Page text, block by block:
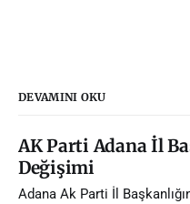
DEVAMINI OKU
AK Parti Adana İl
Değişimi
Adana Ak Parti İl